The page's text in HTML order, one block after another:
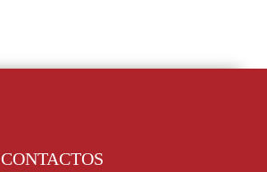
CONTACTOS